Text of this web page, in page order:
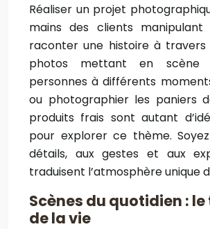
Réaliser un projet
mains des clients manipulant
raconter une histoire à travers
photos mettant en scène
personnes à différents
ou photographier les paniers
produits frais sont autant
pour explorer ce thème.
détails, aux gestes et aux
traduisent l’atmosphère unique
Scènes du quotidien :
de la vie